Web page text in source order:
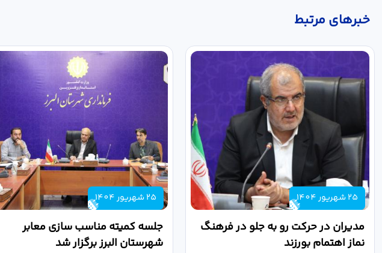
خبر‌های مرتبط
25 شهریور 1404
مدیران در حرکت رو به جلو در فرهنگ
نماز اهتمام بورزند
25 شهریور 1404
جلسه کمیته مناسب سازی معابر
شهرستان البرز برگزار شد